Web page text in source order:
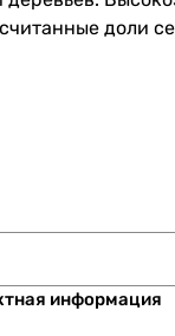
доли
информация